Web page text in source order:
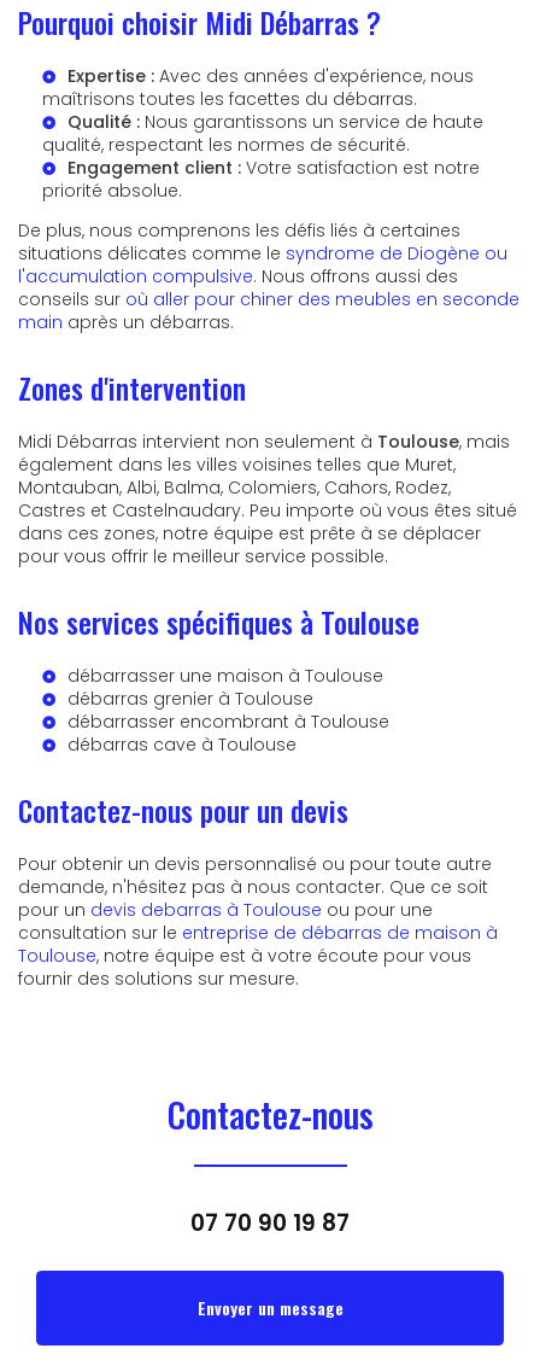
Pourquoi choisir Midi Débarras ?
Expertise : Avec des années d'expérience, nous
maîtrisons toutes les facettes du débarras.
Qualité : Nous garantissons un service de haute
qualité, respectant les normes de sécurité.
Engagement client : Votre satisfaction est notre
priorité absolue.
De plus, nous comprenons les défis liés à certaines
situations délicates comme le syndrome de Diogène ou
l'accumulation compulsive. Nous offrons aussi des
conseils sur où aller pour chiner des meubles en seconde
main après un débarras.
Zones d'intervention
Midi Débarras intervient non seulement à Toulouse, mais
également dans les villes voisines telles que Muret,
Montauban, Albi, Balma, Colomiers, Cahors, Rodez,
Castres et Castelnaudary. Peu importe où vous êtes situé
dans ces zones, notre équipe est prête à se déplacer
pour vous offrir le meilleur service possible.
Nos services spécifiques à Toulouse
débarrasser une maison à Toulouse
débarras grenier à Toulouse
débarrasser encombrant à Toulouse
débarras cave à Toulouse
Contactez-nous pour un devis
Pour obtenir un devis personnalisé ou pour toute autre
demande, n'hésitez pas à nous contacter. Que ce soit
pour un devis debarras à Toulouse ou pour une
consultation sur le entreprise de débarras de maison à
Toulouse, notre équipe est à votre écoute pour vous
fournir des solutions sur mesure.
Contactez-nous
07 70 90 19 87
Envoyer un message